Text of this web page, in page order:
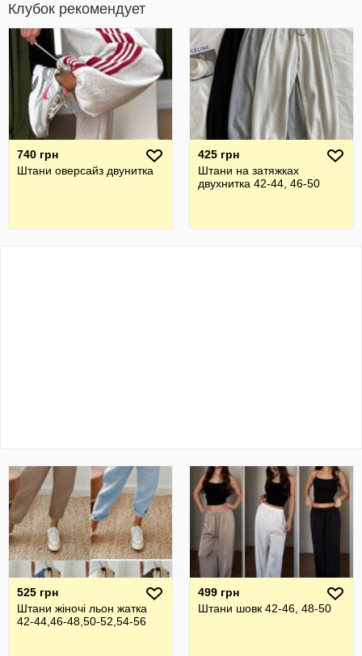
Клубок рекомендует
740 грн
Штани оверсайз двунитка
425 грн
Штани на затяжках
двухнитка 42-44, 46-50
525 грн
Штани жіночі льон жатка
42-44,46-48,50-52,54-56
499 грн
Штани шовк 42-46, 48-50